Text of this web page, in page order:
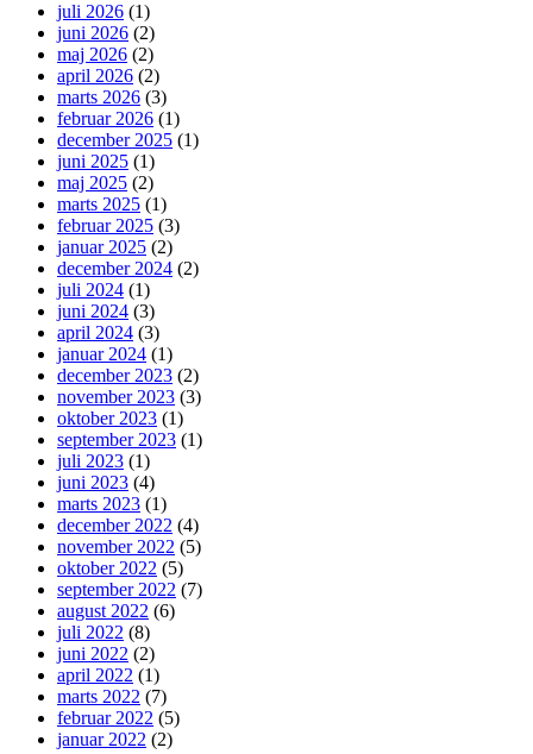
juli 2026 (1)
juni 2026 (2)
maj 2026 (2)
april 2026 (2)
marts 2026 (3)
februar 2026 (1)
december 2025 (1)
juni 2025 (1)
maj 2025 (2)
marts 2025 (1)
februar 2025 (3)
januar 2025 (2)
december 2024 (2)
juli 2024 (1)
juni 2024 (3)
april 2024 (3)
januar 2024 (1)
december 2023 (2)
november 2023 (3)
oktober 2023 (1)
september 2023 (1)
juli 2023 (1)
juni 2023 (4)
marts 2023 (1)
december 2022 (4)
november 2022 (5)
oktober 2022 (5)
september 2022 (7)
august 2022 (6)
juli 2022 (8)
juni 2022 (2)
april 2022 (1)
marts 2022 (7)
februar 2022 (5)
januar 2022 (2)